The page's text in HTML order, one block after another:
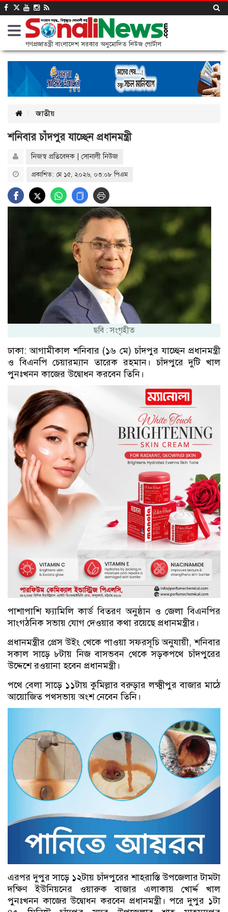
গণপ্রজাতন্ত্রী বাংলাদেশ সরকার অনুমোদিত নিউজ পোর্টাল
জাতীয়
শনিবার চাঁদপুর যাচ্ছেন প্রধানমন্ত্রী
নিজস্ব প্রতিবেদক | সোনালী নিউজ
প্রকাশিত: মে ১৫, ২০২৬, ০৩:০৮ পিএম
ছবি : সংগৃহীত
ঢাকা: আগামীকাল শনিবার (১৬ মে) চাঁদপুর যাচ্ছেন প্রধানমন্ত্রী
ও বিএনপি চেয়ারম্যান তারেক রহমান। চাঁদপুরে দুটি খাল
পুনঃখনন কাজের উদ্বোধন করবেন তিনি।
পাশাপাশি ফ্যামিলি কার্ড বিতরণ অনুষ্ঠান ও জেলা বিএনপির
সাংগঠনিক সভায় যোগ দেওয়ার কথা রয়েছে প্রধানমন্ত্রীর।
প্রধানমন্ত্রীর প্রেস উইং থেকে পাওয়া সফরসূচি অনুযায়ী, শনিবার
সকাল সাড়ে ৮টায় নিজ বাসভবন থেকে সড়কপথে চাঁদপুরের
উদ্দেশে রওয়ানা হবেন প্রধানমন্ত্রী।
পথে বেলা সাড়ে ১১টায় কুমিল্লার বরুড়ার লক্ষ্মীপুর বাজার মাঠে
আয়োজিত পথসভায় অংশ নেবেন তিনি।
এরপর দুপুর সাড়ে ১২টায় চাঁদপুরের শাহরাস্তি উপজেলার টামটা
দক্ষিণ ইউনিয়নের ওয়ারুক বাজার এলাকায় খোর্দ্দ খাল
পুনঃখনন কাজের উদ্বোধন করবেন প্রধানমন্ত্রী। পরে দুপুর ১টা